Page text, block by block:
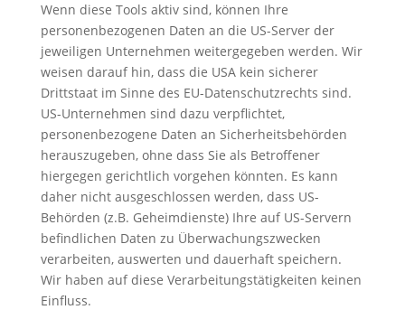
Wenn diese Tools aktiv sind, können Ihre
personenbezogenen Daten an die US-Server der
jeweiligen Unternehmen weitergegeben werden. Wir
weisen darauf hin, dass die USA kein sicherer
Drittstaat im Sinne des EU-Datenschutzrechts sind.
US-Unternehmen sind dazu verpflichtet,
personenbezogene Daten an Sicherheitsbehörden
herauszugeben, ohne dass Sie als Betroffener
hiergegen gerichtlich vorgehen könnten. Es kann
daher nicht ausgeschlossen werden, dass US-
Behörden (z.B. Geheimdienste) Ihre auf US-Servern
befindlichen Daten zu Überwachungszwecken
verarbeiten, auswerten und dauerhaft speichern.
Wir haben auf diese Verarbeitungstätigkeiten keinen
Einfluss.